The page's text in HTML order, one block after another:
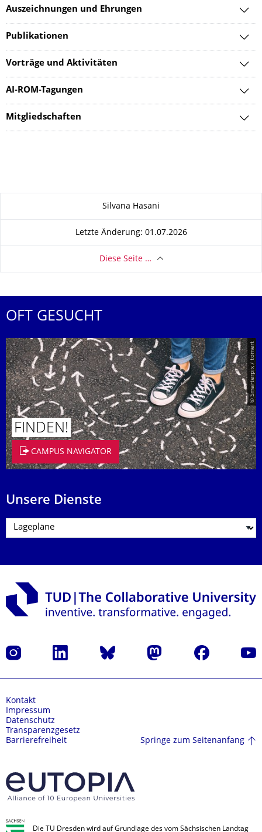
Auszeichnungen und Ehrungen
Publikationen
Vorträge und Aktivitäten
AI-ROM-Tagungen
Mitgliedschaften
Silvana Hasani
Letzte Änderung: 01.07.2026
Diese Seite …
OFT GESUCHT
© Smarterpix / tomert
FINDEN!
CAMPUS NAVIGATOR
Unsere Dienste
Instagram LinkedIn Bluesky Mastodon Facebook
Kontakt
Impressum
Datenschutz
Transparenzgesetz
Barrierefreiheit
Springe zum Seitenanfang
Die TU Dresden wird auf Grundlage des vom Sächsischen Landtag